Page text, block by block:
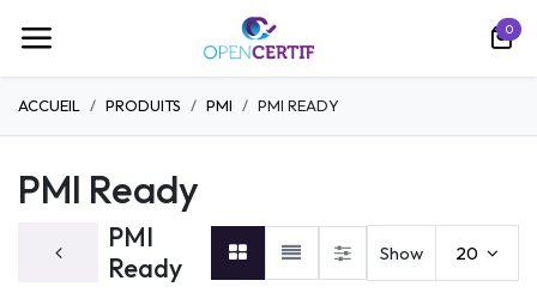
0
ACCUEIL PRODUITS PMI PMI READY
PMI Ready
PMI
Ready
Show 20